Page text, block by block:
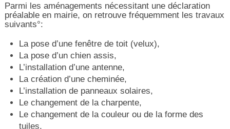
Parmi les aménagements nécessitant une déclaration
préalable en mairie, on retrouve fréquemment les travaux
suivants°:
La pose d’une fenêtre de toit (velux),
La pose d’un chien assis,
L’installation d’une antenne,
La création d’une cheminée,
L’installation de panneaux solaires,
Le changement de la charpente,
Le changement de la couleur ou de la forme des
tuiles,